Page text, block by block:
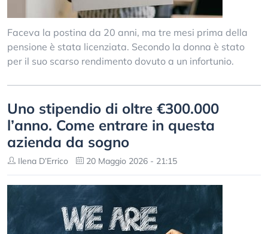
Faceva la postina da 20 anni, ma tre mesi prima della
pensione è stata licenziata. Secondo la donna è stato
per il suo scarso rendimento dovuto a un infortunio.
Uno stipendio di oltre €300.000
l’anno. Come entrare in questa
azienda da sogno
Ilena D’Errico 20 Maggio 2026 - 21:15